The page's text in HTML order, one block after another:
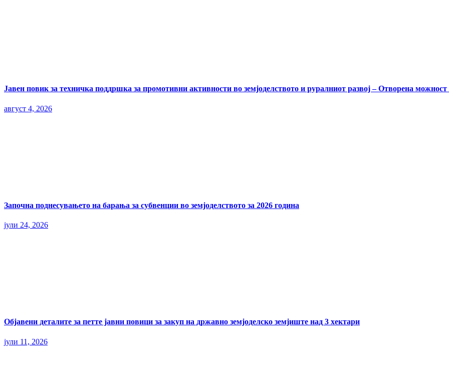
Јавен повик за техничка поддршка за промотивни активности во земјоделството и руралниот развој – Отворена
август 4, 2026
Започна поднесувањето на барања за субвенции во земјоделството за 2026 година
јули 24, 2026
Објавени деталите за петте јавни повици за закуп на државно земјоделско земјиште над 3 хектари
јули 11, 2026